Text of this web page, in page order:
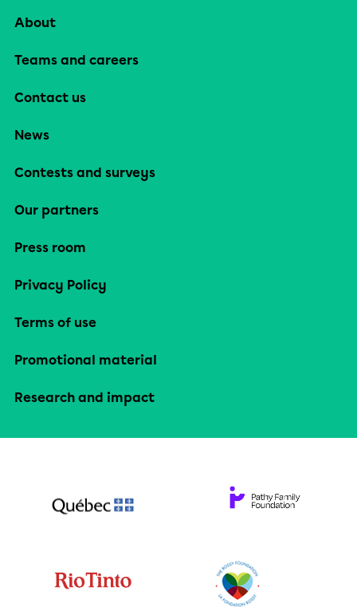
About
Teams and careers
Contact us
News
Contests and surveys
Our partners
Press room
Privacy Policy
Terms of use
Promotional material
Research and impact